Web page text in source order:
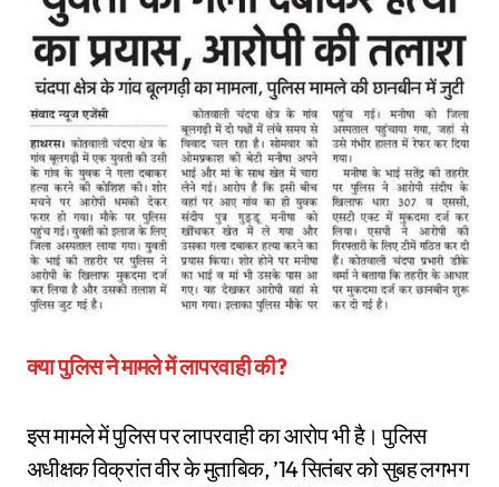
क्या पुलिस ने मामले में लापरवाही की?
इस मामले में पुलिस पर लापरवाही का आरोप भी है। पुलिस
अधीक्षक विक्रांत वीर के मुताबिक, ’14 सितंबर को सुबह लगभग